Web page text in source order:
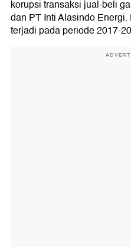
korupsi transaksi jual-beli
dan PT Inti Alasindo
terjadi pada periode 2017-